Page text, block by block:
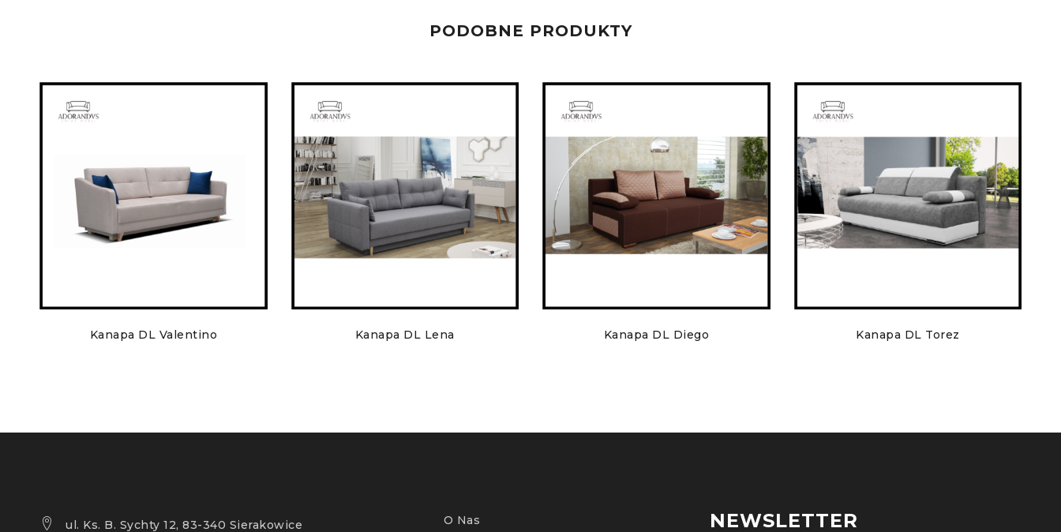
PODOBNE PRODUKTY
Kanapa DL Valentino Kanapa DL Lena Kanapa DL Diego Kanapa DL Torez
ul. Ks. B. Sychty 12, 83-340 Sierakowice O Nas NEWSLETTER